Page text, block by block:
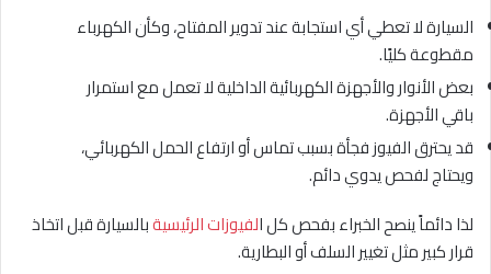
السيارة لا تعطي أي استجابة عند تدوير المفتاح، وكأن الكهرباء
مقطوعة كليًا.
بعض الأنوار والأجهزة الكهربائية الداخلية لا تعمل مع استمرار
باقي الأجهزة.
قد يحترق الفيوز فجأة بسبب تماس أو ارتفاع الحمل الكهربائي،
ويحتاج لفحص يدوي دائم.
لذا دائماً ينصح الخبراء بفحص كل الفيوزات الرئيسيةبالسيارة قبل اتخاذ
قرار كبير مثل تغيير السلف أو البطارية.